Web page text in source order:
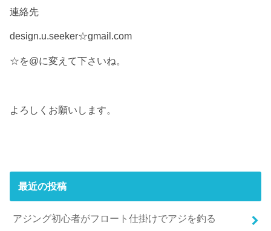
連絡先
design.u.seeker☆gmail.com
☆を@に変えて下さいね。
よろしくお願いします。
最近の投稿
アジング初心者がフロート仕掛けでアジを釣る